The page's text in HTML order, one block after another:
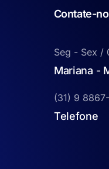
Contate-
Seg - Sex /
Mariana -
(31) 9
Telefone